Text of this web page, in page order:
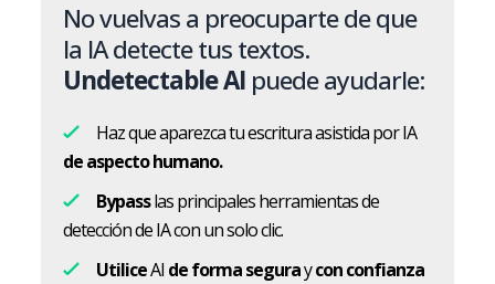
No vuelvas a preocuparte de que
la IA detecte tus textos.
Undetectable AI puede ayudarle:
Haz que aparezca tu escritura asistida por IA
de aspecto humano.
Bypasslas principales herramientas de
detección de IA con un solo clic.
UtiliceAI de forma seguraycon confianza